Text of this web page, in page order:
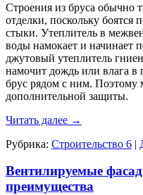
Строения из бруса обычно
отделки, поскольку
стыки. Утеплитель в
воды намокает и начинает
джутовый утеплитель
намочит дождь или влага в
брус рядом с ним. Поэтому
дополнительной защиты.
Читать далее →
Рубрика: Строительство 6 |
Вентилируемые
преимущества